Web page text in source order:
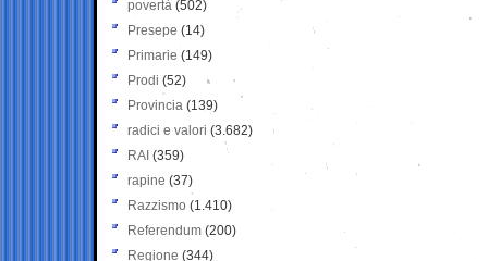
povertà (502)
Presepe (14)
Primarie (149)
Prodi (52)
Provincia (139)
radici e valori (3.682)
RAI (359)
rapine (37)
Razzismo (1.410)
Referendum (200)
Regione (344)